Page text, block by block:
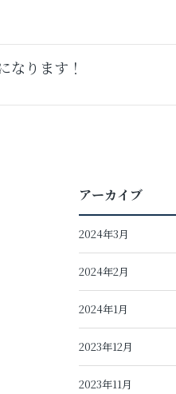
なります！
アーカイブ
2024年3月
2024年2月
2024年1月
2023年12月
2023年11月